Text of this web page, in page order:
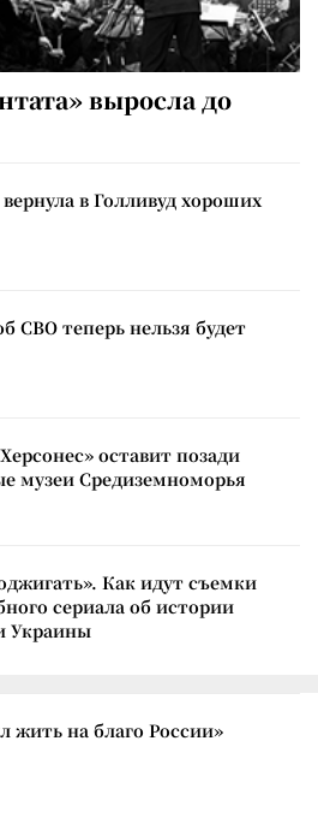
выросла до
в Голливуд хороших
СВО теперь нельзя будет
оставит позади
музеи Средиземноморья
Как идут съемки
сериала об истории
Украины
жить на благо России»